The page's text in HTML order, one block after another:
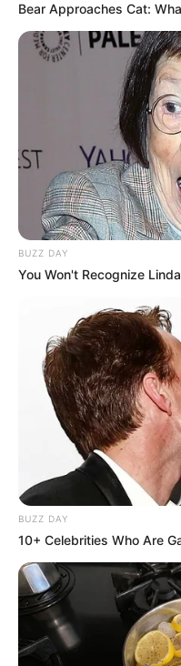
Bear Approaches Cat:
BUZZ DAY
You Won't Recognize
BUZZ DAY
10+ Celebrities Who Are